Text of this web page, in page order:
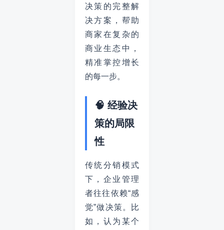
决策的完整解
决方案，帮助
商家在复杂的
商业生态中，
精准掌控增长
的每一步。
🧠 经验决
策的局限
性
传统分销模式
下，企业管理
者往往依赖“感
觉”做决策。比
如，认为某个